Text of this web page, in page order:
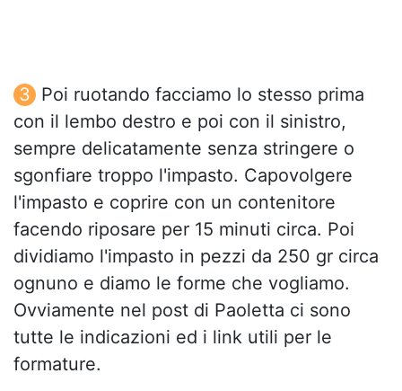
Poi ruotando facciamo lo stesso prima
con il lembo destro e poi con il sinistro,
sempre delicatamente senza stringere o
sgonfiare troppo l'impasto. Capovolgere
l'impasto e coprire con un contenitore
facendo riposare per 15 minuti circa. Poi
dividiamo l'impasto in pezzi da 250 gr circa
ognuno e diamo le forme che vogliamo.
Ovviamente nel post di Paoletta ci sono
tutte le indicazioni ed i link utili per le
formature.